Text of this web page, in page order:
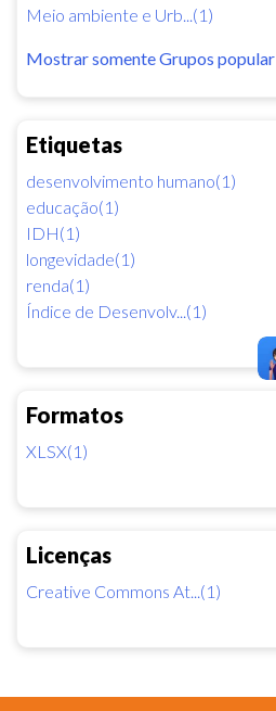
Meio ambiente e Urb...(1)
Mostrar somente Grupos popular
Etiquetas
desenvolvimento humano(1)
educação(1)
IDH(1)
longevidade(1)
renda(1)
Índice de Desenvolv...(1)
Formatos
XLSX(1)
Licenças
Creative Commons At...(1)